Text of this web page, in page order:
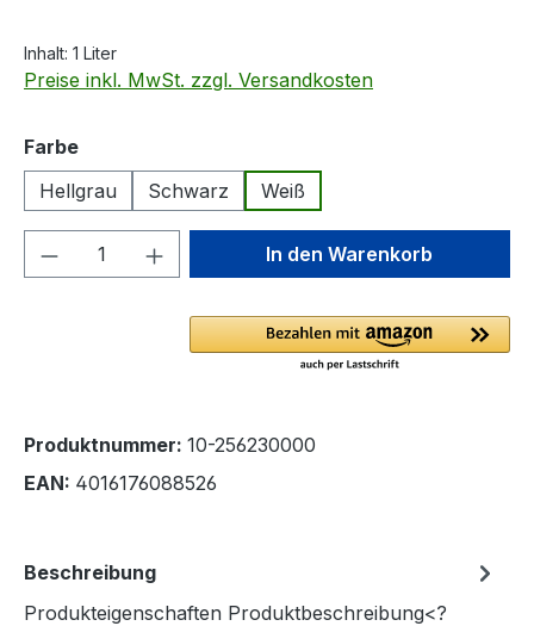
Inhalt: 1 Liter
Preise inkl. MwSt. zzgl. Versandkosten
Farbeauswählen
Hellgrau
Schwarz Weiß
Produkt Anzahl: Gib denIn den Warenkorb
Produktnummer: 10-256230000
EAN: 4016176088526
Beschreibung
Produkteigenschaften Produktbeschreibung<?